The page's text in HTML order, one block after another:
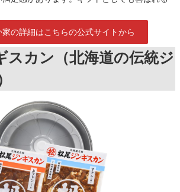
家の詳細はこちらの公式サイトから
スカン（北海道の伝統ジ